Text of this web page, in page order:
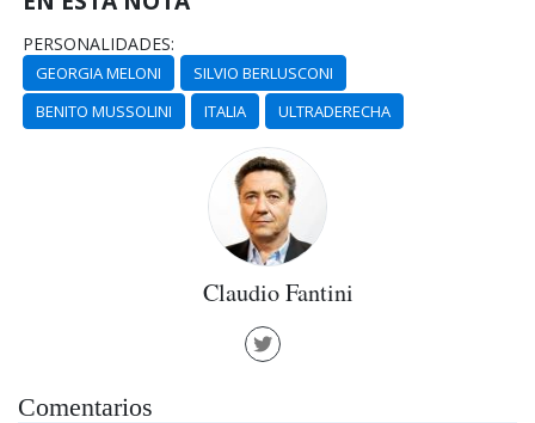
PERSONALIDADES:
GEORGIA MELONI
SILVIO BERLUSCONI
BENITO MUSSOLINI
ITALIA ULTRADERECHA
Claudio Fantini
Comentarios